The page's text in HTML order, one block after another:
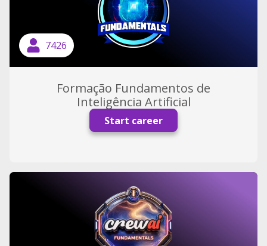
7426
Formação Fundamentos de
Inteligência Artificial
Start career